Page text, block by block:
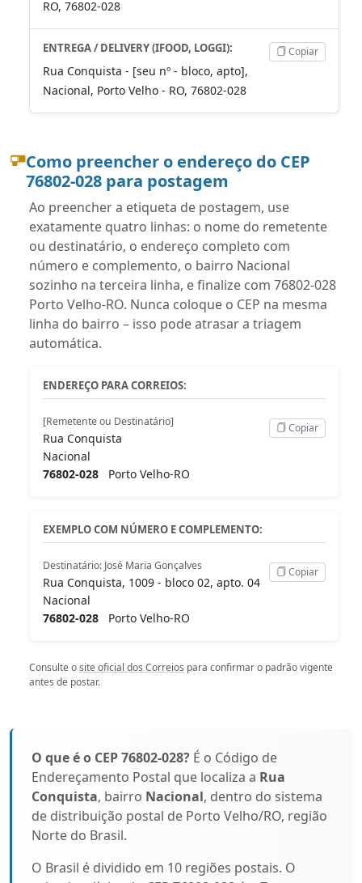
RO, 76802-028
ENTREGA / DELIVERY (IFOOD, LOGGI):
Rua Conquista - [seu nº - bloco, apto],
Nacional, Porto Velho - RO, 76802-028
Copiar
Como preencher o endereço do CEP
76802-028 para postagem
Ao preencher a etiqueta de postagem, use
exatamente quatro linhas: o nome do remetente
ou destinatário, o endereço completo com
número e complemento, o bairro Nacional
sozinho na terceira linha, e finalize com 76802-028
Porto Velho-RO. Nunca coloque o CEP na mesma
linha do bairro – isso pode atrasar a triagem
automática.
ENDEREÇO PARA CORREIOS:
[Remetente ou Destinatário]
Rua Conquista
Nacional
76802-028 Porto Velho-RO
Copiar
EXEMPLO COM NÚMERO E COMPLEMENTO:
Destinatário: José Maria Gonçalves
Rua Conquista, 1009 - bloco 02, apto. 04
Nacional
76802-028 Porto Velho-RO
Copiar
Consulte osite oficial dos Correios para confirmar o padrão vigente
antes de postar.
O que é o CEP 76802-028? É o Código de
Endereçamento Postal que localiza a Rua
Conquista, bairro Nacional, dentro do sistema
de distribuição postal de Porto Velho/RO, região
Norte do Brasil.
O Brasil é dividido em 10 regiões postais. O